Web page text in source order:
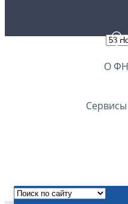
О
Сервисы